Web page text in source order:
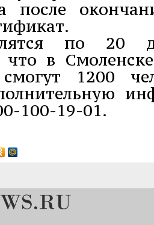
после
по 20
что в
1200
100-19-01.